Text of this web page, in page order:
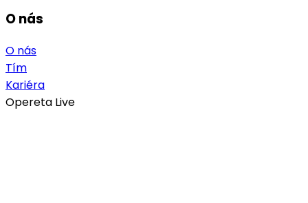
O nás
O nás
Tím
Kariéra
Opereta Live